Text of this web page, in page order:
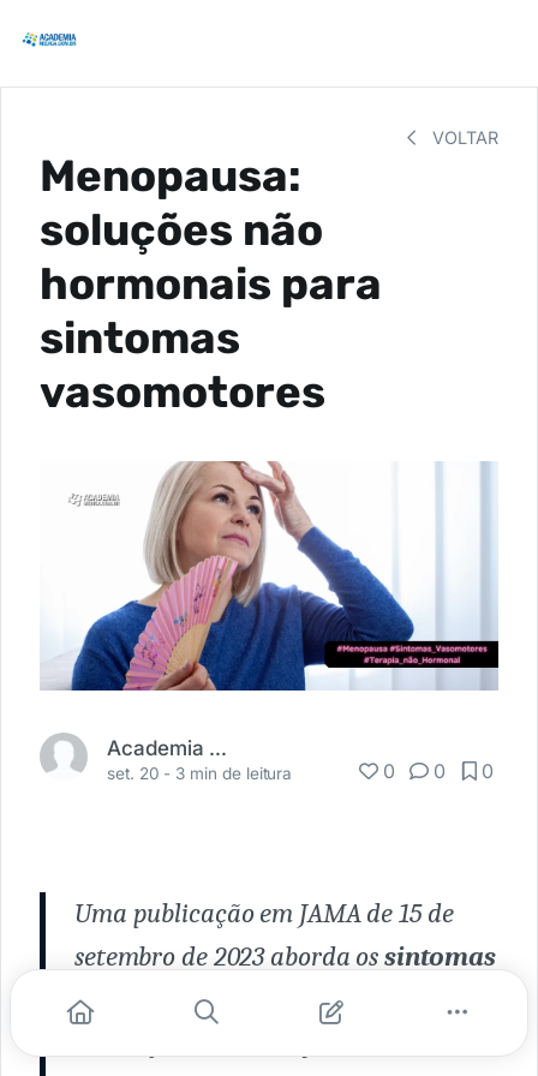
VOLTAR
Menopausa:
soluções não
hormonais para
sintomas
vasomotores
Academia Médica
set. 20 - 3 min de leitura 0 0 0
Uma publicação em JAMA de 15 de
setembro de 2023 aborda ossintomas
vasomotores
, característicos da